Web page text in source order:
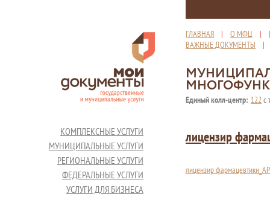
ГЛАВНАЯ | О МФЦ |
ВАЖНЫЕ ДОКУМЕНТЫ
Единый колл-центр: 122с
КОМПЛЕКСНЫЕ УСЛУГИ
МУНИЦИПАЛЬНЫЕ УСЛУГИ
РЕГИОНАЛЬНЫЕ УСЛУГИ
ФЕДЕРАЛЬНЫЕ УСЛУГИ
УСЛУГИ ДЛЯ БИЗНЕСА
лицензир
лицензир